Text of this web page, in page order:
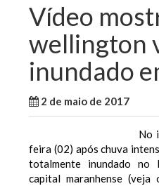
Vídeo
wellington
inundado
2 de maio de 2017
No
feira (02) após chuva
totalmente inundado no
capital maranhense (veja